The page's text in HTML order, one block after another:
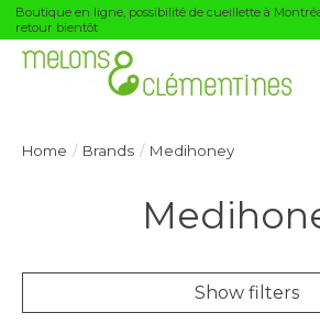
Boutique en ligne, possibilité de cueillette à
retour bientôt
Home / Brands / Medihoney
Show filters